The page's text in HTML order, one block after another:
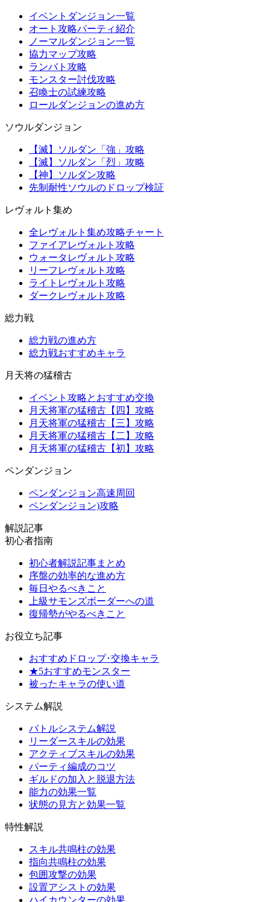
イベントダンジョン一覧
オート攻略パーティ紹介
ノーマルダンジョン一覧
協力マップ攻略
ランバト攻略
モンスター討伐攻略
召喚士の試練攻略
ロールダンジョンの進め方
ソウルダンジョン
【滅】ソルダン「強」攻略
【滅】ソルダン「烈」攻略
【神】ソルダン攻略
先制耐性ソウルのドロップ検証
レヴォルト集め
全レヴォルト集め攻略チャート
ファイアレヴォルト攻略
ウォータレヴォルト攻略
リーフレヴォルト攻略
ライトレヴォルト攻略
ダークレヴォルト攻略
総力戦
総力戦の進め方
総力戦おすすめキャラ
月天将の猛稽古
イベント攻略とおすすめ交換
月天将軍の猛稽古【四】攻略
月天将軍の猛稽古【三】攻略
月天将軍の猛稽古【二】攻略
月天将軍の猛稽古【初】攻略
ペンダンジョン
ペンダンジョン高速周回
ペンダンジョン)攻略
解説記事
初心者指南
初心者解説記事まとめ
序盤の効率的な進め方
毎日やるべきこと
上級サモンズボーダーへの道
復帰勢がやるべきこと
お役立ち記事
おすすめドロップ･交換キャラ
★5おすすめモンスター
被ったキャラの使い道
システム解説
バトルシステム解説
リーダースキルの効果
アクティブスキルの効果
パーティ編成のコツ
ギルドの加入と脱退方法
能力の効果一覧
状態の見方と効果一覧
特性解説
スキル共鳴柱の効果
指向共鳴柱の効果
包囲攻撃の効果
設置アシストの効果
ハイカウンターの効果